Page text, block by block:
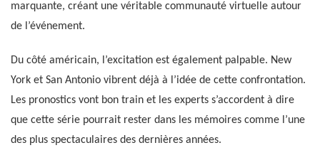
marquante, créant une véritable communauté virtuelle autour
de l’événement.
Du côté américain, l’excitation est également palpable. New
York et San Antonio vibrent déjà à l’idée de cette confrontation.
Les pronostics vont bon train et les experts s’accordent à dire
que cette série pourrait rester dans les mémoires comme l’une
des plus spectaculaires des dernières années.